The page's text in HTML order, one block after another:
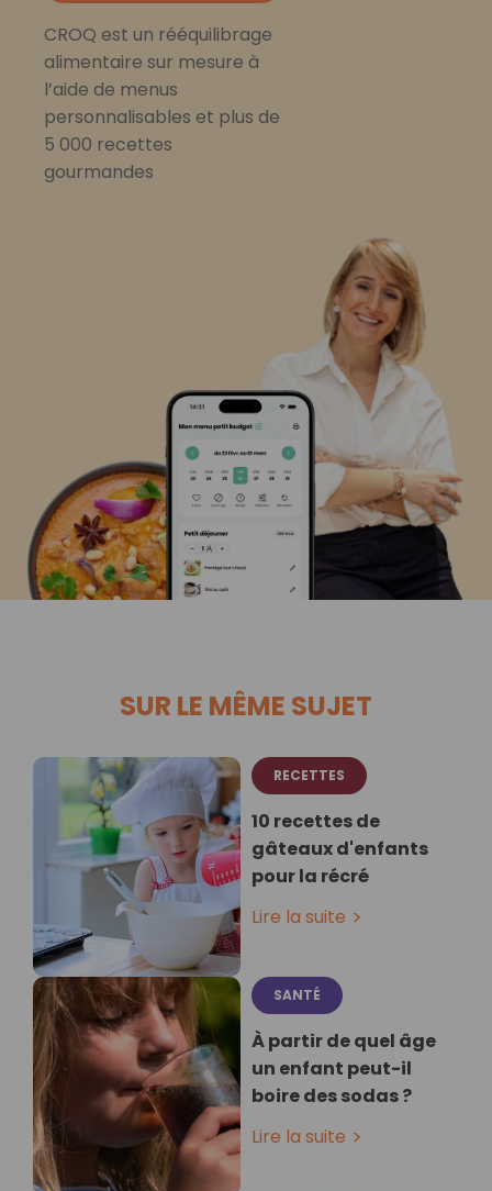
CROQ est un rééquilibrage
alimentaire sur mesure à
l’aide de menus
personnalisables et plus de
5 000 recettes
gourmandes
SUR LE MÊME SUJET
RECETTES
10 recettes de
gâteaux d'enfants
pour la récré
Lire la suite
SANTÉ
À partir de quel âge
un enfant peut-il
boire des sodas ?
Lire la suite